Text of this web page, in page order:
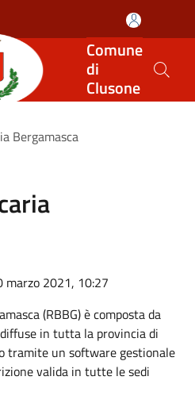
Comune
di
Clusone
Bergamasca
marzo 2021, 10:27
(RBBG) è composta da
in tutta la provincia di
tramite un software gestionale
valida in tutte le sedi